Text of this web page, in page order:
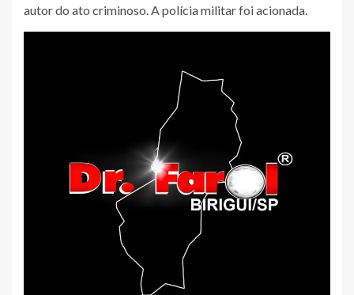
autor do ato criminoso. A polícia militar foi acionada.